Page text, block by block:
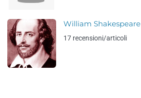
William Shakespeare
17 recensioni/articoli